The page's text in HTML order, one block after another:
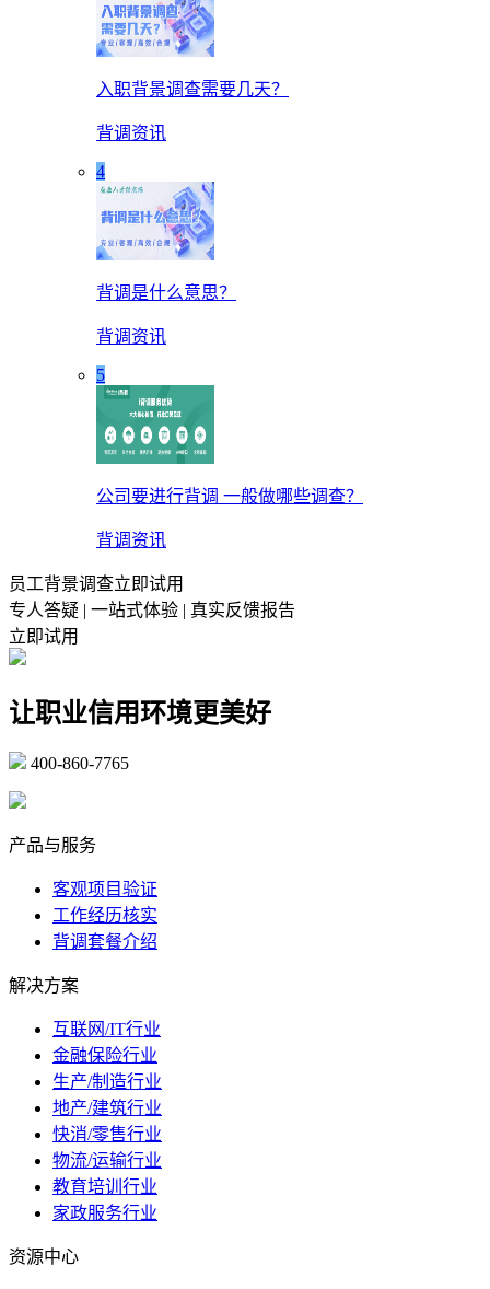
入职背景调查需要几天？
背调资讯
4
背调是什么意思？
背调资讯
5
公司要进行背调 一般做哪些调查？
背调资讯
员工背景调查立即试用
专人答疑 | 一站式体验 | 真实反馈报告
立即试用
让职业信用环境更美好
400-860-7765
产品与服务
客观项目验证
工作经历核实
背调套餐介绍
解决方案
互联网/IT行业
金融保险行业
生产/制造行业
地产/建筑行业
快消/零售行业
物流/运输行业
教育培训行业
家政服务行业
资源中心